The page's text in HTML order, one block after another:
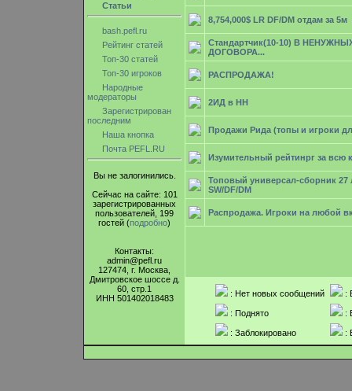
Статьи
bash.pefl.ru
Рейтинг статей
Топ-30 статей
Топ-30 игроков
Народные
модераторы
Зарегистрирован
последним
Наша кнопка
Почта PEFL.RU
Вы не залогинились.
Сейчас на сайте: 101
зарегистрированных
пользователей, 199
гостей (подробно)
Контакты:
admin@pefl.ru
127474, г. Москва,
Дмитровское шоссе д.
60, стр.1
ИНН 501402018483
8,754,000$ LR DF/DM отдам за 5м
Стандартчик(10-10) В
ДОГОВОРА...
РАСПРОДАЖА!
2ИД в НН
Продажи Рида (топы и игроки
Изумительный рейтинрг за всю
Топовый универсал-сборник 27
SW/DF/DM
Распродажа. Игроки на любой
: Нет новых сообщений :
: Поднято :
: Заблокировано :